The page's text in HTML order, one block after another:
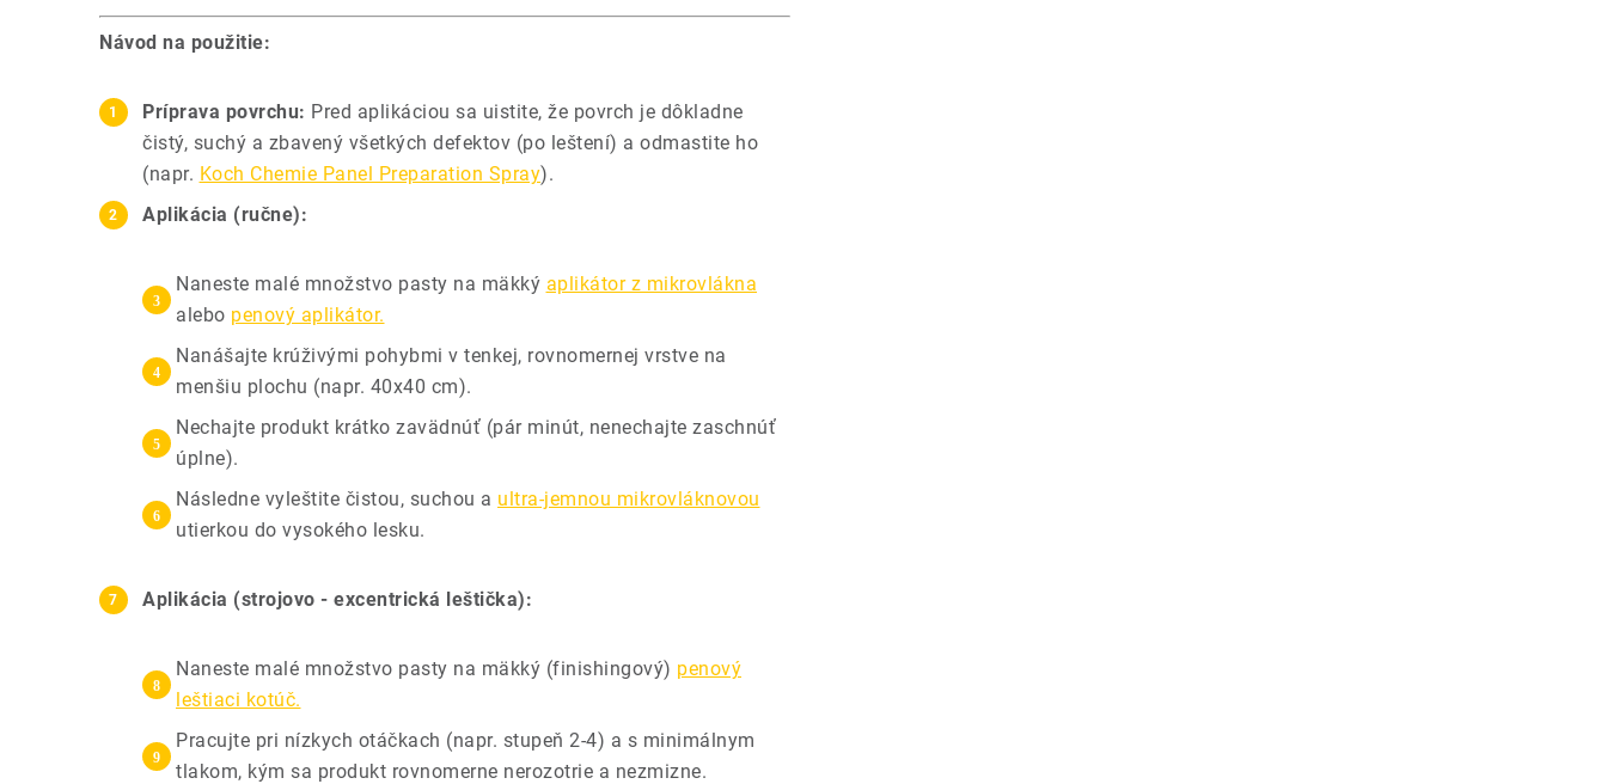
Návod na použitie:
Príprava povrchu: Pred aplikáciou sa uistite, že povrch je dôkladne
čistý, suchý a zbavený všetkých defektov (po leštení) a odmastite ho
(napr. Koch Chemie Panel Preparation Spray).
Aplikácia (ručne):
Naneste malé množstvo pasty na mäkký aplikátor z mikrovlákna
alebo penový aplikátor.
Nanášajte krúživými pohybmi v tenkej, rovnomernej vrstve na
menšiu plochu (napr. 40x40 cm).
Nechajte produkt krátko zavädnúť (pár minút, nenechajte zaschnúť
úplne).
Následne vyleštite čistou, suchou a ultra-jemnou mikrovláknovou
utierkou do vysokého lesku.
Aplikácia (strojovo - excentrická leštička):
Naneste malé množstvo pasty na mäkký (finishingový) penový
leštiaci kotúč.
Pracujte pri nízkych otáčkach (napr. stupeň 2-4) a s minimálnym
tlakom, kým sa produkt rovnomerne nerozotrie a nezmizne.